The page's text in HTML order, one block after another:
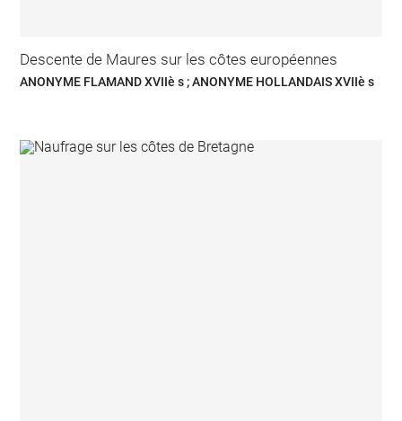
Descente de Maures sur les côtes européennes
ANONYME FLAMAND XVIIè s ; ANONYME HOLLANDAIS XVIIè s